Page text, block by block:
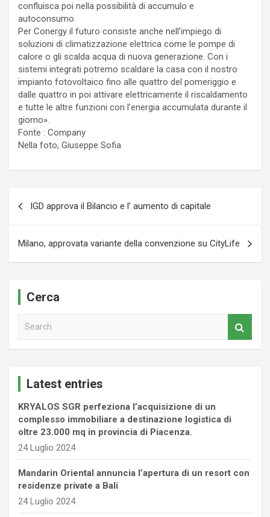
confluisca poi nella possibilità di accumulo e
autoconsumo.
Per Conergy il futuro consiste anche nell’impiego di
soluzioni di climatizzazione elettrica come le pompe di
calore o gli scalda acqua di nuova generazione. Con i
sistemi integrati potremo scaldare la casa con il nostro
impianto fotovoltaico fino alle quattro del pomeriggio e
dalle quattro in poi attivare elettricamente il riscaldamento
e tutte le altre funzioni con l’energia accumulata durante il
giorno».
Fonte : Company
Nella foto, Giuseppe Sofia
articoli
IGD approva il Bilancio e l’ aumento di capitale
Milano, approvata variante della convenzione su CityLife
Cerca
Latest entries
KRYALOS SGR perfeziona l’acquisizione di un
complesso immobiliare a destinazione logistica di
oltre 23.000 mq in provincia di Piacenza.
24 Luglio 2024
Mandarin Oriental annuncia l’apertura di un resort con
residenze private a Bali
24 Luglio 2024